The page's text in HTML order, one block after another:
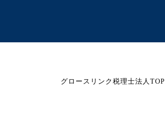
グロースリンク税理士法人TOP